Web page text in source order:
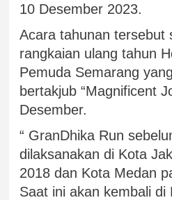
10 Desember 2023.
Acara tahunan tersebut
rangkaian ulang tahun
Pemuda Semarang
bertakjub “Magnificent
Desember.
“ GranDhika Run
dilaksanakan di Kota
2018 dan Kota Medan
Saat ini akan kembali di